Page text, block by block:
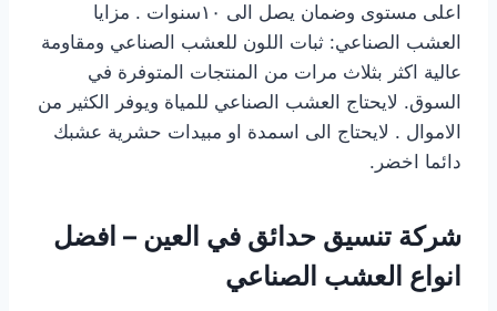
اعلى مستوى وضمان يصل الى ١٠سنوات . مزايا
العشب الصناعي: ثبات اللون للعشب الصناعي ومقاومة
عالية اكثر بثلاث مرات من المنتجات المتوفرة في
السوق. لايحتاج العشب الصناعي للمياة ويوفر الكثير من
الاموال . لايحتاج الى اسمدة او مبيدات حشرية عشبك
دائما اخضر.
شركة تنسيق حدائق في العين – افضل
انواع العشب الصناعي